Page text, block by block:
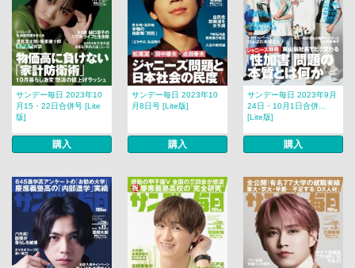
サンデー毎日 2023年10
月15・22日合併号 [Lite
版]
購入
サンデー毎日 2023年10
月8日号 [Lite版]
購入
サンデー毎日 2023年9月
24日・10月1日合併...
[Lite版]
購入